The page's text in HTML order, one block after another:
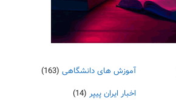
آموزش های دانشگاهی (163)
اخبار ایران پیپر (14)